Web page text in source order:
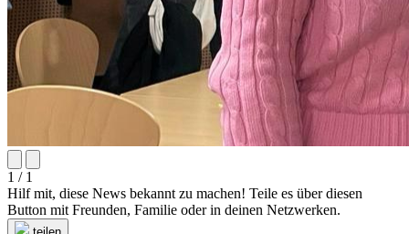
1 / 1
Hilf mit, diese News bekannt zu machen! Teile es über diesen
Button mit Freunden, Familie oder in deinen Netzwerken.